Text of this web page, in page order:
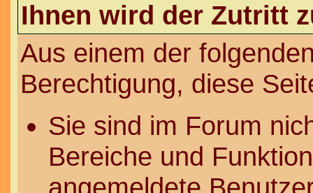
Ihnen wird der Zutritt
Aus einem der
Berechtigung, diese
Sie sind im Forum
Bereiche und